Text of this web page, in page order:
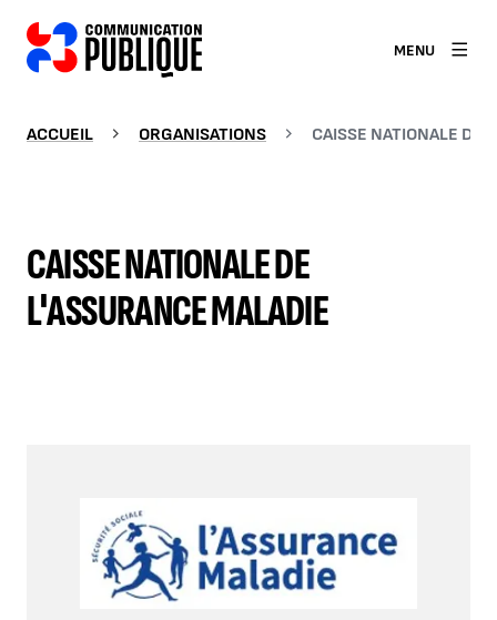
MENU
ACCUEIL ORGANISATIONS CAISSE NATIONALE DE
CAISSE NATIONALE DE
L'ASSURANCE MALADIE